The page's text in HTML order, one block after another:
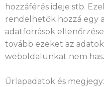
hozzáférés ideje stb.
rendelhetők hozzá egy
adatforrások
tovább ezeket az
weboldalunkat nem
Űrlapadatok és